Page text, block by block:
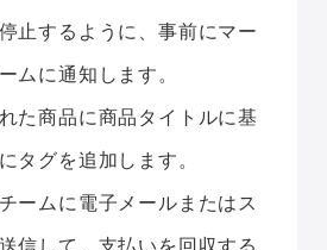
止するように、事前にマー
ムに通知します。
た商品に商品タイトルに基
タグを追加します。
ームに電子メールまたはス
信して、支払いを回収する